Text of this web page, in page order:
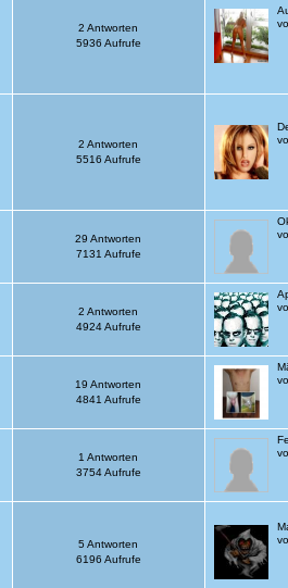
2 Antworten
5936 Aufrufe
2 Antworten
5516 Aufrufe
29 Antworten
7131 Aufrufe
2 Antworten
4924 Aufrufe
19 Antworten
4841 Aufrufe
1 Antworten
3754 Aufrufe
5 Antworten
6196 Aufrufe